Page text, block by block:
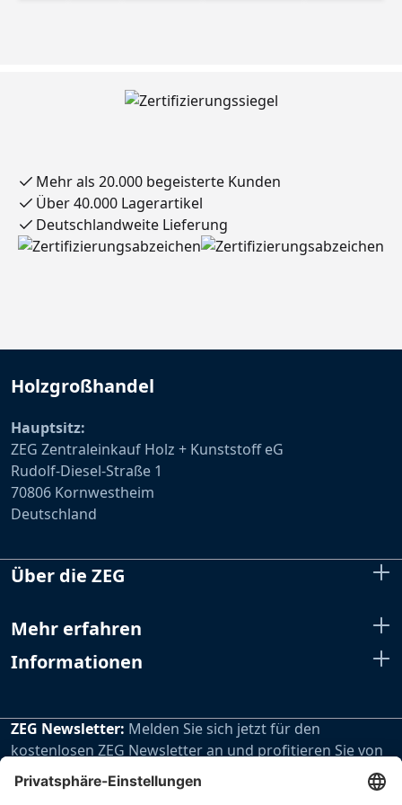
Mehr als 20.000 begeisterte Kunden
Über 40.000 Lagerartikel
Deutschlandweite Lieferung
Holzgroßhandel
Hauptsitz:
ZEG Zentraleinkauf Holz + Kunststoff eG
Rudolf-Diesel-Straße 1
70806 Kornwestheim
Deutschland
Über die ZEG
Mehr erfahren
Informationen
ZEG Newsletter: Melden Sie sich jetzt für den
kostenlosen ZEG Newsletter an und profitieren Sie von
den extra Vorteilen unseres regelmäßig erscheinenden
Newsletters.